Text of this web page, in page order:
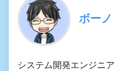
ボーノ
システム開発エンジニ